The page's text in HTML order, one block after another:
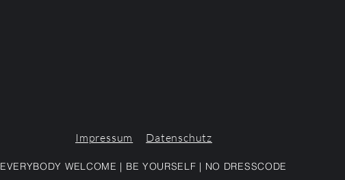
Impressum Datenschutz
EVERYBODY WELCOME | BE YOURSELF | NO DRESSCODE